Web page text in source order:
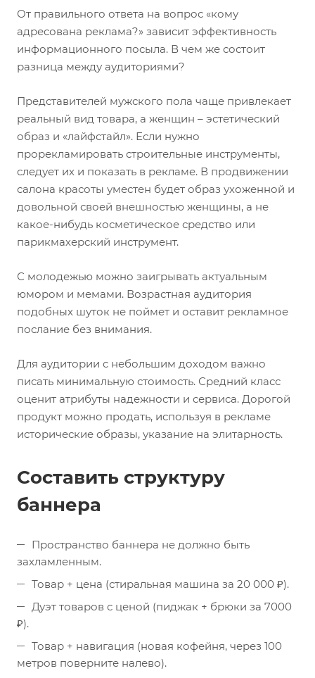
От правильного ответа на вопрос «кому
адресована реклама?» зависит эффективность
информационного посыла. В чем же состоит
разница между аудиториями?
Представителей мужского пола чаще привлекает
реальный вид товара, а женщин – эстетический
образ и «лайфстайл». Если нужно
прорекламировать строительные инструменты,
следует их и показать в рекламе. В продвижении
салона красоты уместен будет образ ухоженной и
довольной своей внешностью женщины, а не
какое-нибудь косметическое средство или
парикмахерский инструмент.
С молодежью можно заигрывать актуальным
юмором и мемами. Возрастная аудитория
подобных шуток не поймет и оставит рекламное
послание без внимания.
Для аудитории с небольшим доходом важно
писать минимальную стоимость. Средний класс
оценит атрибуты надежности и сервиса. Дорогой
продукт можно продать, используя в рекламе
исторические образы, указание на элитарность.
Составить структуру
баннера
Пространство баннера не должно быть
захламленным.
Товар + цена (стиральная машина за 20 000 ₽).
Дуэт товаров с ценой (пиджак + брюки за 7000
₽).
Товар + навигация (новая кофейня, через 100
метров поверните налево).